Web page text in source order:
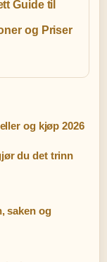
Guide til
og Priser
og kjøp 2026
du det trinn
saken og